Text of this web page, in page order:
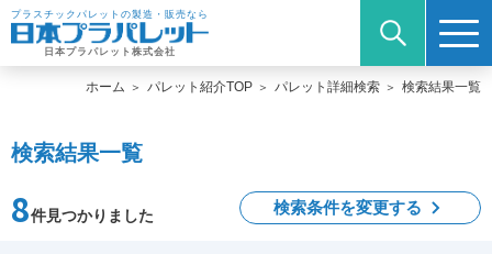
プラスチックパレットの製造・販売なら
日本プラパレット株式会社
ホーム パレット紹介TOP パレット詳細検索 検索結果一覧
検索結果一覧
8件見つかりました 検索条件を変更する